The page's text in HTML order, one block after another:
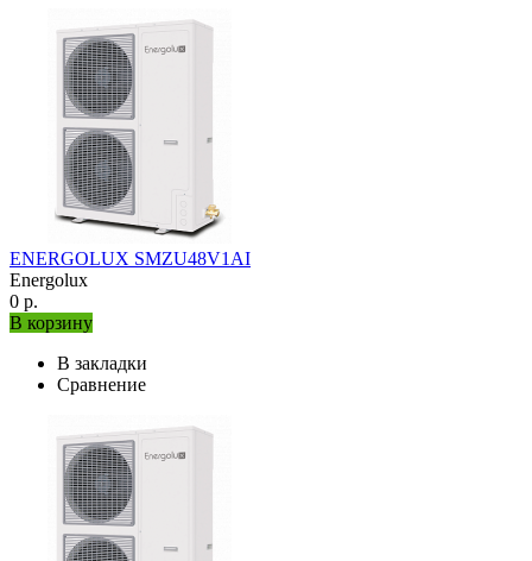
ENERGOLUX SMZU48V1AI
Energolux
0 р.
В корзину
В закладки
Сравнение